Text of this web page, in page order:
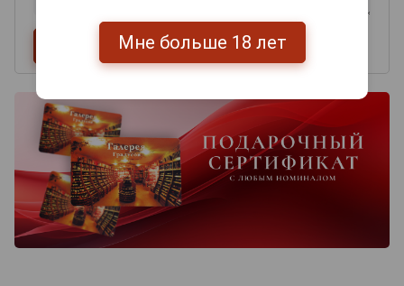
Мне больше 18 лет